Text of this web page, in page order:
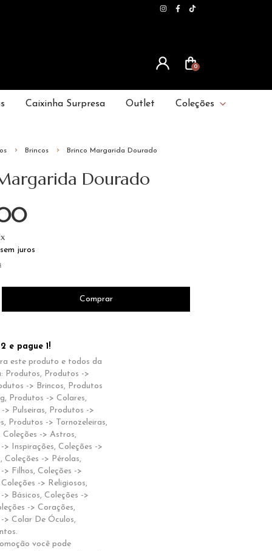
0
Caixinha Surpresa Outlet Coleções
Brincos Brinco Margarida Dourado
Dourado
sem juros
e pague 1!
este produto e todos da
Produtos, Produtos ->
-> Brincos, Produtos
Produtos -> Colares,
> Pulseiras, Produtos ->
Produtos -> Tornozeleiras,
Coleções -> Astros,
> Inspirações, Coleções ->
Coleções -> Pérolas,
> Filhos, Coleções ->
-> Religiosos,
> Básicos, Coleções ->
-> Corações,
> Colar De Óculos,
você pode